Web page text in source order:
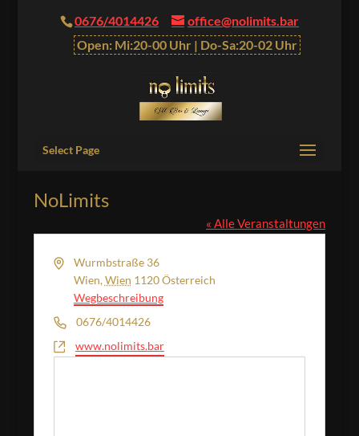
0676/4014426
office@nolimits.bar
Open: Mi:20-00 Uhr | Do-Sa:20-02 Uhr
Select Page
NoLimits
« Alle Veranstaltungen
AdresseWurmbstraße 36
Wien,Wien 1120Österreich
Wegbeschreibung
Telefon0676/4014426
Webseitewww.nolimits.bar